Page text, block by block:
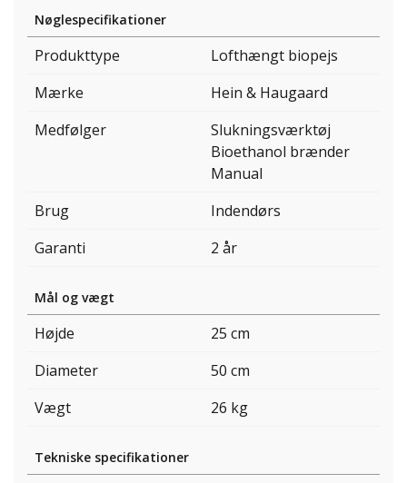
Nøglespecifikationer
Produkttype
Lofthængt biopejs
Mærke
Hein & Haugaard
Medfølger
Slukningsværktøj
Bioethanol brænder
Manual
Brug
Indendørs
Garanti
2 år
Mål og vægt
Højde
25 cm
Diameter
50 cm
Vægt
26 kg
Tekniske specifikationer